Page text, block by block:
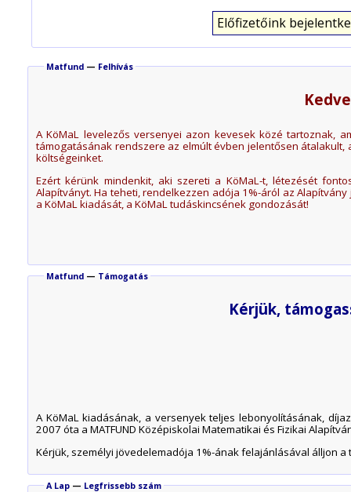
Előfizetőink
Matfund — Felhívás
A KöMaL levelezős versenyei azon kevesek közé tartoznak,
támogatásának rendszere az elmúlt évben jelentősen
költségeinket.
Ezért kérünk mindenkit, aki szereti a KöMaL-t, létezését
Alapítványt. Ha teheti, rendelkezzen adója 1%-áról az
a KöMaL kiadását, a KöMaL tudáskincsének gondozását!
Matfund — Támogatás
Kérjük,
A KöMaL kiadásának, a versenyek teljes lebonyolításának,
2007 óta a MATFUND Középiskolai Matematikai és Fizikai
Kérjük, személyi jövedelemadója 1%-ának felajánlásával álljon
A Lap — Legfrissebb szám